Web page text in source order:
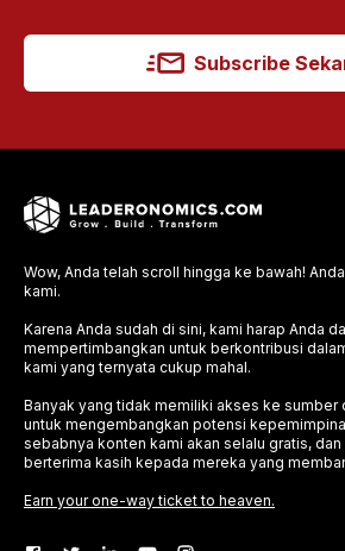
Subscribe
Wow, Anda telah scroll hingga ke bawah!
kami.
Karena Anda sudah di sini, kami harap Anda
mempertimbangkan untuk berkontribusi
kami yang ternyata cukup mahal.
Banyak yang tidak memiliki akses ke sumber
untuk mengembangkan potensi
sebabnya konten kami akan selalu gratis,
berterima kasih kepada mereka yang
Earn your one-way ticket to heaven.